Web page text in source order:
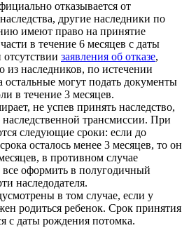
отказывается от
другие наследники по
имеют право на принятие
в течение 6 месяцев с даты
заявления об отказе,
из наследников, по истечении
остальные могут подать документы
в течение 3 месяцев.
не успев принять наследство,
наследственной трансмиссии. При
следующие сроки: если до
осталось менее 3 месяцев, то он
в противном случае
все оформить в полугодичный
наследодателя.
в том случае, если у
родиться ребенок. Срок принятия
с даты рождения потомка.